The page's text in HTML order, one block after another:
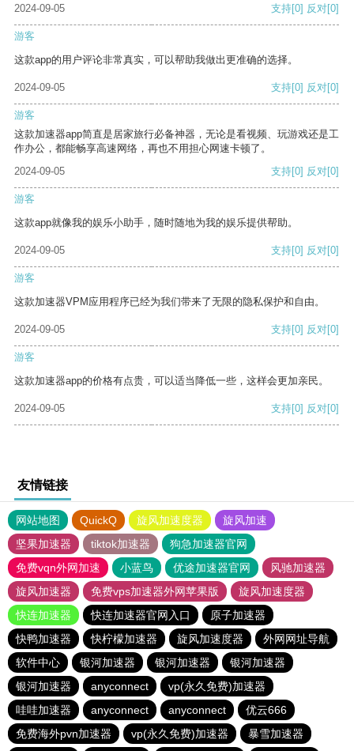
2024-09-05 支持[0] 反对[0]
游客
这款app的用户评论非常真实，可以帮助我做出更准确的选择。
2024-09-05 支持[0] 反对[0]
游客
这款加速器app简直是居家旅行必备神器，无论是看视频、玩游戏还是工
作办公，都能畅享高速网络，再也不用担心网速卡顿了。
2024-09-05
支持[0] 反对[0]
游客
这款app就像我的娱乐小助手，随时随地为我的娱乐提供帮助。
2024-09-05 支持[0] 反对[0]
游客
这款加速器VPM应用程序已经为我们带来了无限的隐私保护和自由。
2024-09-05 支持[0] 反对[0]
游客
这款加速器app的价格有点贵，可以适当降低一些，这样会更加亲民。
2024-09-05 支持[0] 反对[0]
友情链接
网站地图 QuickQ 旋风加速度器
旋风加速
坚果加速器
tiktok加速器
狗急加速器官网
免费vqn外网加速
小蓝鸟 优途加速器官网
风驰加速器
旋风加速器
免费vps加速器外网苹果版
旋风加速度器
快连加速器
快连加速器官网入口
原子加速器
快鸭加速器
快柠檬加速器 旋风加速度器
外网网址导航
软件中心
银河加速器 银河加速器
银河加速器
银河加速器
anyconnect
vp(永久免费)加速器
哇哇加速器
anyconnect anyconnect
优云666
免费海外pvn加速器
vp(永久免费)加速器 暴雪加速器